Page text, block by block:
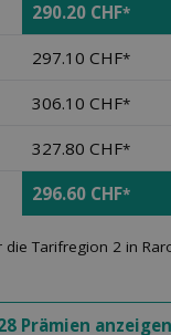
290.20 CHF*
297.10 CHF*
306.10 CHF*
327.80 CHF*
296.60 CHF*
Tarifregion 2 in
Prämien anzeigen